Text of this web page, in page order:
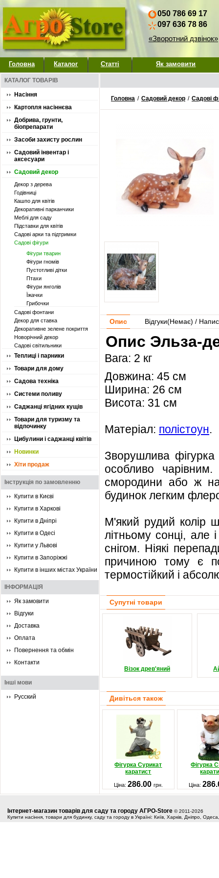
050 786 69 17
097 636 78 86
«Зворотний дзвінок»
Головна Каталог Статті Як замовити
КАТАЛОГ ТОВАРІВ
Насіння
Картопля насіннєва
Добрива, грунти,
біопрепарати
Засоби захисту рослин
Садовий інвентар і
аксесуари
Садовий декор
Декор з дерева
Годівниці
Кашпо для квітів
Декоративні парканчики
Меблі для саду
Підставки для квітів
Садові арки та підтримки
Садові фігури
Фігури тварин
Фігури гномів
Пустотливі дітки
Птахи
Фігури янголів
Їжачки
Грибочки
Садові фонтани
Декор для ставка
Декоративне зелене покриття
Новорічний декор
Садові світильники
Теплиці і парники
Товари для дому
Садова техніка
Системи поливу
Саджанці ягідних кущів
Товари для туризму та
відпочинку
Цибулини і саджанці квітів
Новинки
Хіти продаж
Інструкція по замовленню
Купити в Києві
Купити в Харкові
Купити в Дніпрі
Купити в Одесі
Купити у Львові
Купити в Запоріжжі
Купити в інших містах України
ІНФОРМАЦІЯ
Як замовити
Відгуки
Доставка
Оплата
Повернення та обмін
Контакти
Інші мови
Русский
Головна / Садовий декор / Садові
Опис Відгуки(Немає) /
Опис Эльза-
Вага: 2 кг
Довжина: 45 см
Ширина: 26 см
Висота: 31 см
Матеріал: полістоун.
Зворушлива
особливо
смородини або ж на
будинок легким
М'який рудий колір
літньому сонці, але
снігом. Ніякі
причиною тому є
термостійкий і
Супутні товари
Візок древ'яний
Дивіться також
Фігурка Сурикат
каратист
Фігурка
Ціна: 286.00 грн. Ціна:
Інтернет-магазин товарів для саду та городу АГРО-Store © 2011-2026
Купити насіння, товари для будинку, саду та городу в Україні: Київ, Харків, Дніпро,